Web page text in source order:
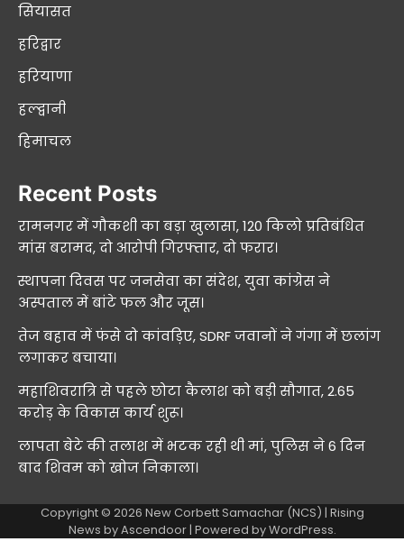
सियासत
हरिद्वार
हरियाणा
हल्द्वानी
हिमाचल
Recent Posts
रामनगर में गौकशी का बड़ा खुलासा, 120 किलो प्रतिबंधित
मांस बरामद, दो आरोपी गिरफ्तार, दो फरार।
स्थापना दिवस पर जनसेवा का संदेश, युवा कांग्रेस ने
अस्पताल में बांटे फल और जूस।
तेज बहाव में फंसे दो कांवड़िए, SDRF जवानों ने गंगा में छलांग
लगाकर बचाया।
महाशिवरात्रि से पहले छोटा कैलाश को बड़ी सौगात, 2.65
करोड़ के विकास कार्य शुरू।
लापता बेटे की तलाश में भटक रही थी मां, पुलिस ने 6 दिन
बाद शिवम को खोज निकाला।
Copyright © 2026 New Corbett Samachar (NCS) | Rising
News byAscendoor| Powered byWordPress.